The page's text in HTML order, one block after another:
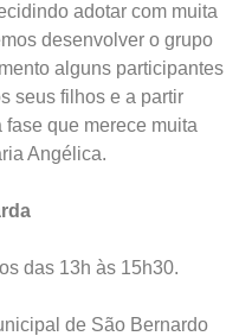
adotar com muita
desenvolver o grupo
alguns participantes
seus filhos e a partir
que merece muita
Angélica.
das 13h às 15h30.
de São Bernardo